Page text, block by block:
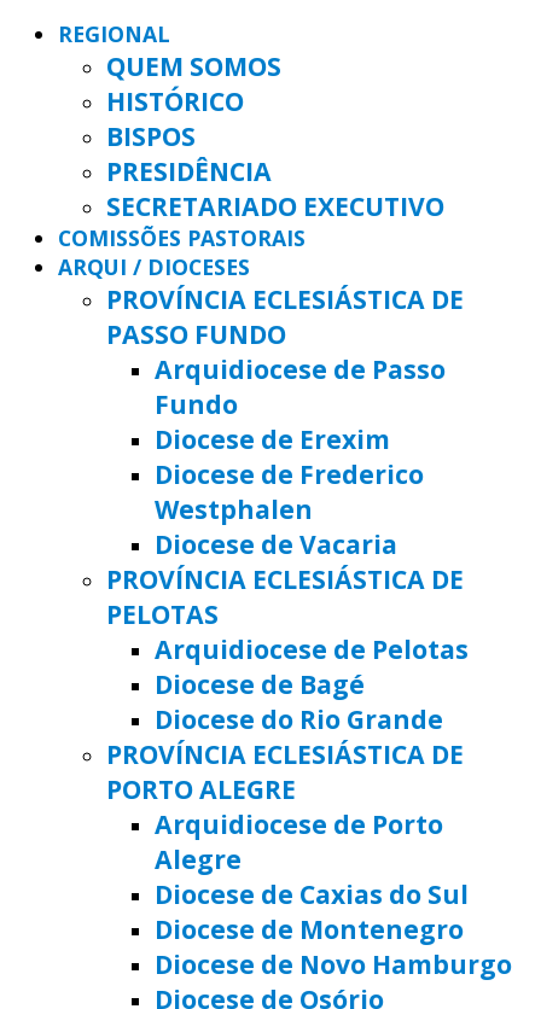
REGIONAL
QUEM SOMOS
HISTÓRICO
BISPOS
PRESIDÊNCIA
SECRETARIADO EXECUTIVO
COMISSÕES PASTORAIS
ARQUI / DIOCESES
PROVÍNCIA ECLESIÁSTICA DE
PASSO FUNDO
Arquidiocese de Passo
Fundo
Diocese de Erexim
Diocese de Frederico
Westphalen
Diocese de Vacaria
PROVÍNCIA ECLESIÁSTICA DE
PELOTAS
Arquidiocese de Pelotas
Diocese de Bagé
Diocese do Rio Grande
PROVÍNCIA ECLESIÁSTICA DE
PORTO ALEGRE
Arquidiocese de Porto
Alegre
Diocese de Caxias do Sul
Diocese de Montenegro
Diocese de Novo Hamburgo
Diocese de Osório